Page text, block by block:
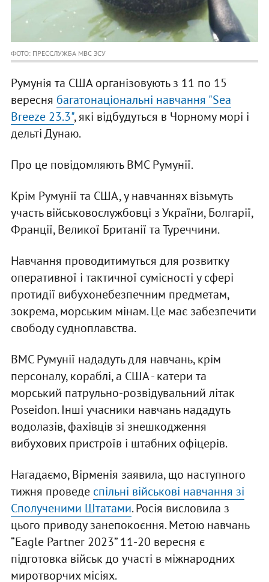
ФОТО: ПРЕССЛУЖБА МВС ЗСУ
Румунія та США організовують з 11 по 15
вересня багатонаціональні навчання "Sea
Breeze 23.3", які відбудуться в Чорному морі і
дельті Дунаю.
Про це повідомляють ВМС Румунії.
Крім Румунії та США, у навчаннях візьмуть
участь військовослужбовці з України, Болгарії,
Франції, Великої Британії та Туреччини.
Навчання проводитимуться для розвитку
оперативної і тактичної сумісності у сфері
протидії вибухонебезпечним предметам,
зокрема, морським мінам. Це має забезпечити
свободу судноплавства.
ВМС Румунії нададуть для навчань, крім
персоналу, кораблі, а США - катери та
морський патрульно-розвідувальний літак
Poseidon. Інші учасники навчань нададуть
водолазів, фахівців зі знешкодження
вибухових пристроїв і штабних офіцерів.
Нагадаємо, Вірменія заявила, що наступного
тижня проведе спільні військові навчання зі
Сполученими Штатами. Росія висловила з
цього приводу занепокоєння. Метою навчань
“Eagle Partner 2023” 11-20 вересня є
підготовка військ до участі в міжнародних
миротворчих місіях.